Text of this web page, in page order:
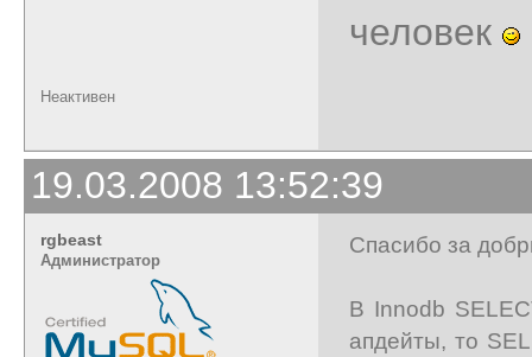
человек
Неактивен
19.03.2008 13:52:39
rgbeast
Администратор
Спасибо за
В Innodb
апдейты, то